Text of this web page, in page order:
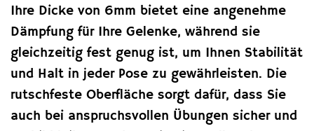
Ihre Dicke von 6mm bietet eine angenehme
Dämpfung für Ihre Gelenke, während sie
gleichzeitig fest genug ist, um Ihnen Stabilität
und Halt in jeder Pose zu gewährleisten. Die
rutschfeste Oberfläche sorgt dafür, dass Sie
auch bei anspruchsvollen Übungen sicher und